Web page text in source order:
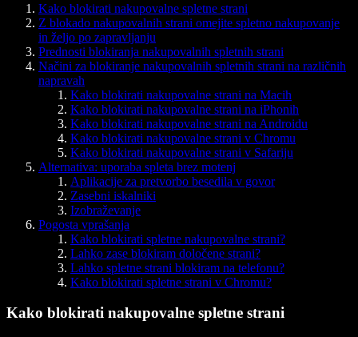
Kako blokirati nakupovalne spletne strani
Z blokado nakupovalnih strani omejite spletno nakupovanje
in željo po zapravljanju
Prednosti blokiranja nakupovalnih spletnih strani
Načini za blokiranje nakupovalnih spletnih strani na različnih
napravah
Kako blokirati nakupovalne strani na Macih
Kako blokirati nakupovalne strani na iPhonih
Kako blokirati nakupovalne strani na Androidu
Kako blokirati nakupovalne strani v Chromu
Kako blokirati nakupovalne strani v Safariju
Alternativa: uporaba spleta brez motenj
Aplikacije za pretvorbo besedila v govor
Zasebni iskalniki
Izobraževanje
Pogosta vprašanja
Kako blokirati spletne nakupovalne strani?
Lahko zase blokiram določene strani?
Lahko spletne strani blokiram na telefonu?
Kako blokirati spletne strani v Chromu?
Kako blokirati nakupovalne spletne strani